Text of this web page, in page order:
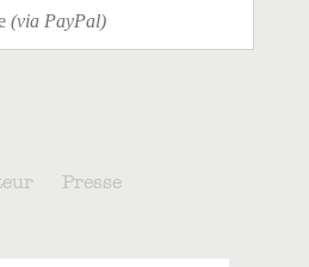
Presse